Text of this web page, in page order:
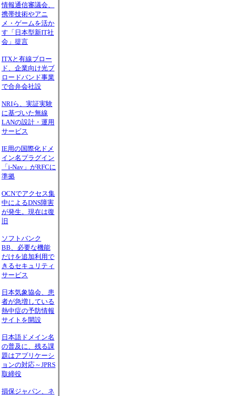
情報通信審議会、
携帯技術やアニ
メ・ゲームを活か
す「日本型新IT社
会」提言
ITXと有線ブロー
ド、企業向け光ブ
ロードバンド事業
で合弁会社設
NRIら、実証実験
に基づいた無線
LANの設計・運用
サービス
IE用の国際化ドメ
イン名プラグイン
「i-Nav」がRFCに
準拠
OCNでアクセス集
中によるDNS障害
が発生。現在は復
旧
ソフトバンク
BB、必要な機能
だけを追加利用で
きるセキュリティ
サービス
日本気象協会、患
者が急増している
熱中症の予防情報
サイトを開設
日本語ドメイン名
の普及に、残る課
題はアプリケーシ
ョンの対応～JPRS
取締役
損保ジャパン、ネ